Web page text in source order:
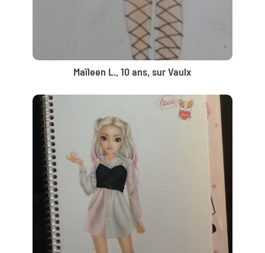
Maïleen L., 10 ans, sur Vaulx